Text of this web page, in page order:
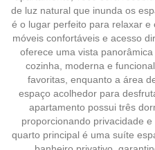
de luz natural que inunda os
é o lugar perfeito para relaxar
móveis confortáveis e acesso
oferece uma vista
cozinha, moderna e
favoritas, enquanto a área
espaço acolhedor para
apartamento possui três
proporcionando privacidade
quarto principal é uma suíte